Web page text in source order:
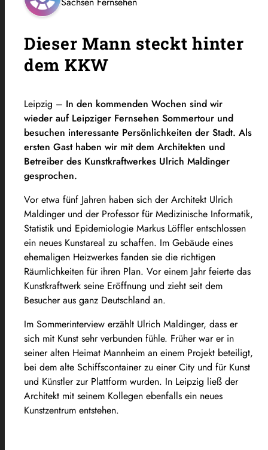
Dieser Mann steckt hinter
dem KKW
Leipzig – In den kommenden Wochen sind wir
wieder auf Leipziger Fernsehen Sommertour und
besuchen interessante Persönlichkeiten der Stadt. Als
ersten Gast haben wir mit dem Architekten und
Betreiber des Kunstkraftwerkes Ulrich Maldinger
gesprochen.
Vor etwa fünf Jahren haben sich der Architekt Ulrich
Maldinger und der Professor für Medizinische Informatik,
Statistik und Epidemiologie Markus Löffler entschlossen
ein neues Kunstareal zu schaffen. Im Gebäude eines
ehemaligen Heizwerkes fanden sie die richtigen
Räumlichkeiten für ihren Plan. Vor einem Jahr feierte das
Kunstkraftwerk seine Eröffnung und zieht seit dem
Besucher aus ganz Deutschland an.
Im Sommerinterview erzählt Ulrich Maldinger, dass er
sich mit Kunst sehr verbunden fühle. Früher war er in
seiner alten Heimat Mannheim an einem Projekt beteiligt,
bei dem alte Schiffscontainer zu einer City und für Kunst
und Künstler zur Plattform wurden. In Leipzig ließ der
Architekt mit seinem Kollegen ebenfalls ein neues
Kunstzentrum entstehen.